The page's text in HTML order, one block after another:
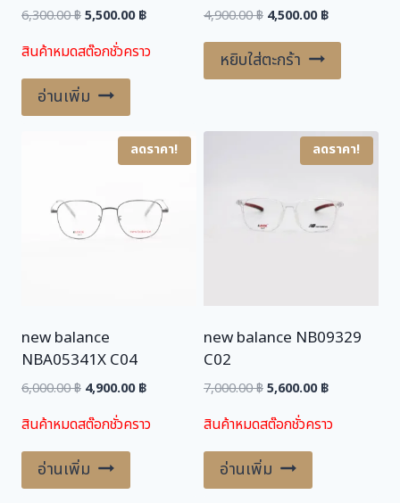
6,300.00฿Original
was:
6,300.00 ฿.
5,500.00฿
is:
5,500.00 ฿.
สินค้าหมดสต๊อกชั่วคราว
อ่านเพิ่ม
4,900.00฿ Original
was:
4,900.00 ฿.
4,500.00฿
4,500.00 ฿.
หยิบใส่ตะกร้า
ลดราคา!
new balance
NBA05341X C04
6,000.00฿ Original
was:
6,000.00 ฿.
4,900.00฿
is:
4,900.00 ฿.
สินค้าหมดสต๊อกชั่วคราว
อ่านเพิ่ม
ลดราคา!
new balance NB09329
C02
7,000.00฿Original
was:
7,000.00 ฿.
5,600.00฿
is:
สินค้าหมดสต๊อกชั่วคราว
อ่านเพิ่ม